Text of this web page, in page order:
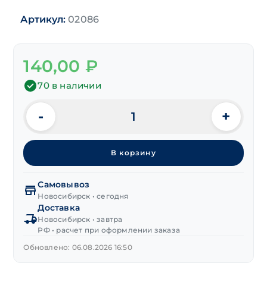
Артикул: 02086
140,00 ₽
70 в наличии
Количество
товара
Анкер
с
образным
крюком
16х110 мм
- +
В корзину
Самовывоз
Новосибирск • сегодня
Доставка
Новосибирск • завтра
РФ • расчет при оформлении заказа
Обновлено: 06.08.2026 16:50